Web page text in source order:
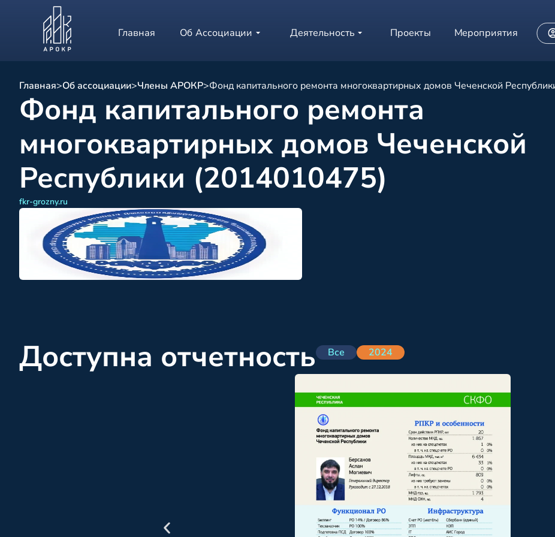
Главная Об Ассоциации Деятельность Проекты Мероприятия
Главная>Об ассоциации>Члены АРОКР>Фонд капитального ремонта многоквартирных домов Чеченской
Фонд капитального ремонта
многоквартирных домов Чеченской
Республики (2014010475)
fkr-grozny.ru
Доступна отчетность Все 2024